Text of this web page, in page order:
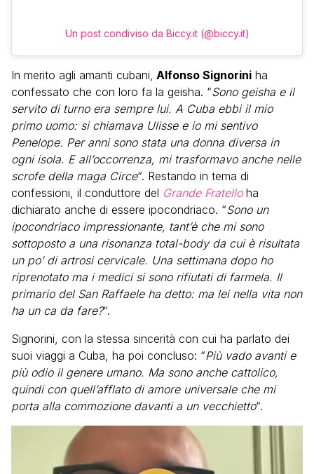
Un post condiviso da Biccy.it (@biccy.it)
In merito agli amanti cubani, Alfonso Signorini ha
confessato che con loro fa la geisha. “Sono geisha e il
servito di turno era sempre lui. A Cuba ebbi il mio
primo uomo: si chiamava Ulisse e io mi sentivo
Penelope. Per anni sono stata una donna diversa in
ogni isola. E all’occorrenza, mi trasformavo anche nelle
scrofe della maga Circe“. Restando in tema di
confessioni, il conduttore del Grande Fratelloha
dichiarato anche di essere ipocondriaco. “Sono un
ipocondriaco impressionante, tant’è che mi sono
sottoposto a una risonanza total-body da cui è risultata
un po’ di artrosi cervicale. Una settimana dopo ho
riprenotato ma i medici si sono rifiutati di farmela. Il
primario del San Raffaele ha detto: ma lei nella vita non
ha un ca da fare?“.
Signorini, con la stessa sincerità con cui ha parlato dei
suoi viaggi a Cuba, ha poi concluso: “Più vado avanti e
più odio il genere umano. Ma sono anche cattolico,
quindi con quell’afflato di amore universale che mi
porta alla commozione davanti a un vecchietto“.